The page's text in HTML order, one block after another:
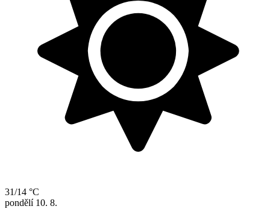
31/14 °C
pondělí 10. 8.